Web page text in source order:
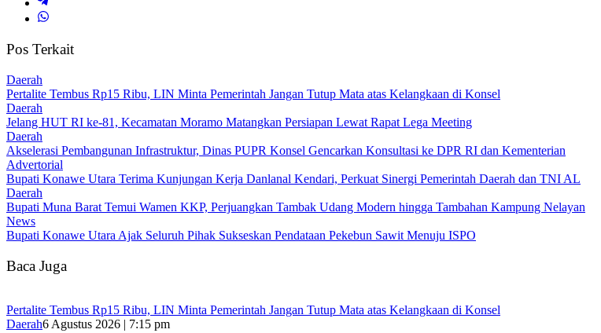
Pos Terkait
Daerah
‎Pertalite Tembus Rp15 Ribu, LIN Minta Pemerintah Jangan Tutup Mata atas Kelangkaan di Konsel
Daerah
‎Jelang HUT RI ke-81, Kecamatan Moramo Matangkan Persiapan Lewat Rapat Lega Meeting
Daerah
Akselerasi Pembangunan Infrastruktur, Dinas PUPR Konsel Gencarkan Konsultasi ke DPR RI dan Kementerian
Advertorial
Bupati Konawe Utara Terima Kunjungan Kerja Danlanal Kendari, Perkuat Sinergi Pemerintah Daerah dan TNI AL
Daerah
‎Bupati Muna Barat Temui Wamen KKP, Perjuangkan Tambak Udang Modern hingga Tambahan Kampung Nelayan
News
Bupati Konawe Utara Ajak Seluruh Pihak Sukseskan Pendataan Pekebun Sawit Menuju ISPO
Baca Juga
‎Pertalite Tembus Rp15 Ribu, LIN Minta Pemerintah Jangan Tutup Mata atas Kelangkaan di Konsel
Daerah6 Agustus 2026 | 7:15 pm